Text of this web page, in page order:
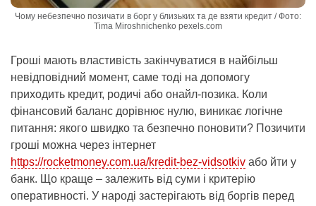
Чому небезпечно позичати в борг у близьких та де взяти кредит / Фото:
Tima Miroshnichenko pexels.com
Гроші мають властивість закінчуватися в найбільш
невідповідний момент, саме тоді на допомогу
приходить кредит, родичі або онайл-позика. Коли
фінансовий баланс дорівнює нулю, виникає логічне
питання: якого швидко та безпечно поновити? Позичити
гроші можна через інтернет
https://rocketmoney.com.ua/kredit-bez-vidsotkiv або йти у
банк. Що краще – залежить від суми і критерію
оперативності. У народі застерігають від боргів перед